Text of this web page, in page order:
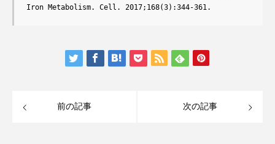
Iron Metabolism. Cell. 2017;168(3):344-361.
前の記事 次の記事